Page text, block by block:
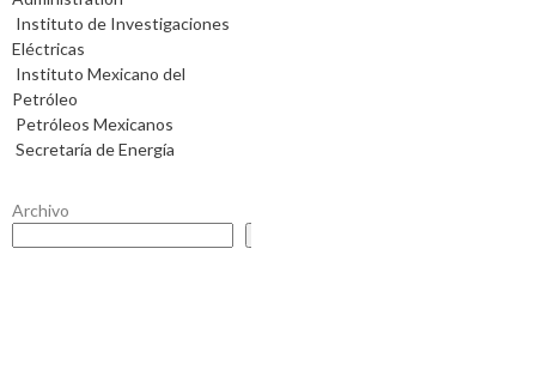
Instituto de Investigaciones
Eléctricas
Instituto Mexicano del
Petróleo
Petróleos Mexicanos
Secretaría de Energía
Archivo